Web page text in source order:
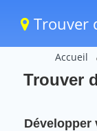
Trouver
Accueil
Trouver
Développer